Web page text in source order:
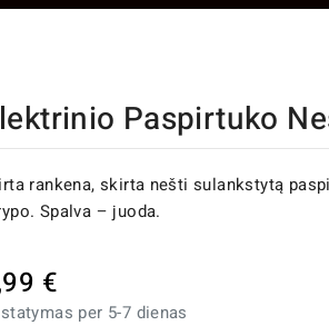
Paspirtuko
rankena, skirta nešti sulankstytą
Spalva – juoda.
€
per 5-7 dienas